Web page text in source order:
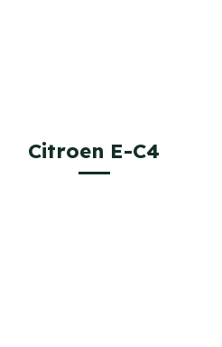
Citroen E-C4